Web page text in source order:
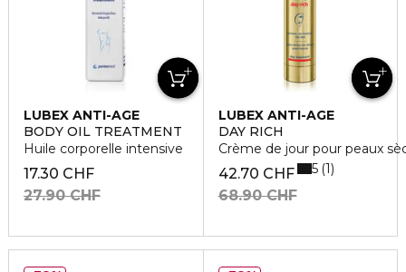
LUBEX ANTI-AGE
BODY OIL TREATMENT
Huile corporelle intensive
17.30 CHF
27.90 CHF
LUBEX ANTI-AGE
DAY RICH
Crème de jour pour peaux
42.70 CHF
68.90 CHF
5 1